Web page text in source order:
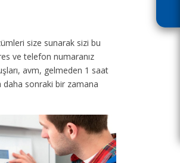
size sunarak sizi bu
ve telefon numaranız
avm, gelmeden 1 saat
daha sonraki bir zamana